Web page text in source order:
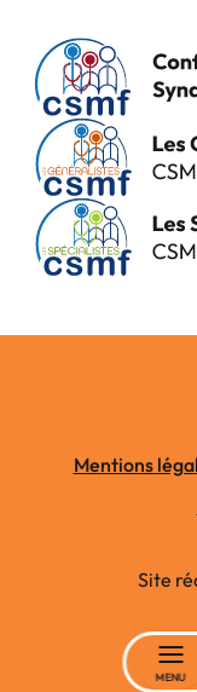
Mentions
Site
MENU